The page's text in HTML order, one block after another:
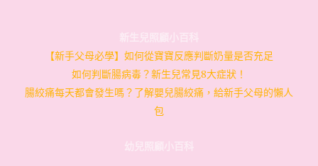
【新手父母必學】如何從寶寶反應判斷奶量是否充足
如何判斷腸病毒？新生兒常見8大症狀！
腸絞痛每天都會發生嗎？了解嬰兒腸絞痛，給新手父母的懶人
包